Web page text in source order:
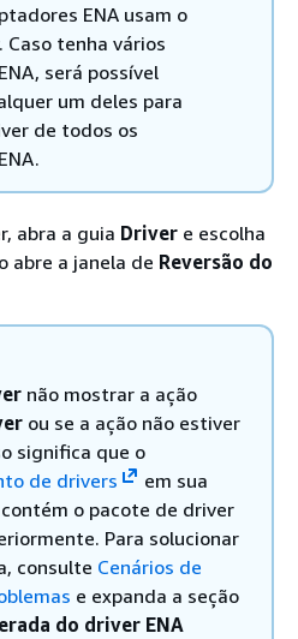
ENA usam o
Caso tenha vários
será possível
um deles para
de todos os
abra a guia Driver e escolha
abre a janela de Reversão do
não mostrar a ação
ou se a ação não estiver
significa que o
de drivers
em sua
o pacote de driver
Para solucionar
consulte Cenários de
e expanda a seção
do driver ENA